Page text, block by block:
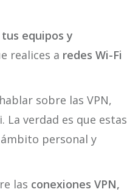
equipos y
realices a redes Wi-Fi
sobre las VPN,
La verdad es que estas
personal y
las conexiones VPN,